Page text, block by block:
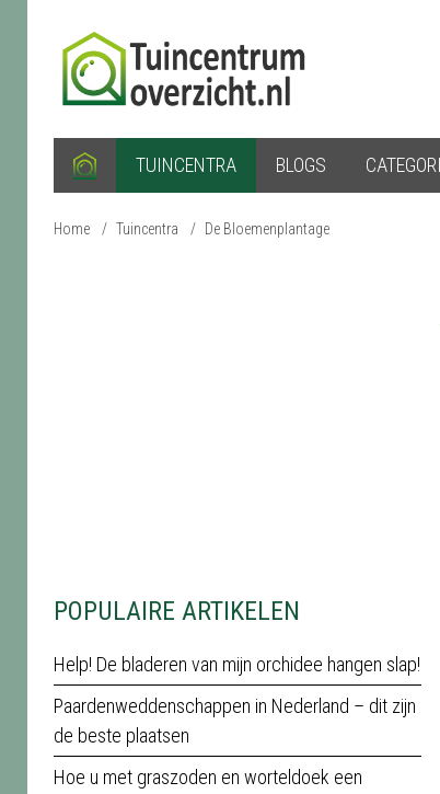
TUINCENTRA BLOGS
Home / Tuincentra / De Bloemenplantage
POPULAIRE ARTIKELEN
Help! De bladeren van mijn orchidee hangen slap!
Paardenweddenschappen in Nederland – dit zijn
de beste plaatsen
Hoe u met graszoden en worteldoek een